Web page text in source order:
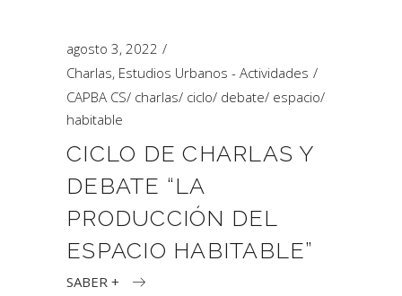
agosto 3, 2022
Charlas, Estudios Urbanos - Actividades
CAPBA CS/ charlas/ ciclo/ debate/ espacio/
habitable
CICLO DE CHARLAS Y
DEBATE “LA
PRODUCCIÓN DEL
ESPACIO HABITABLE”
SABER +